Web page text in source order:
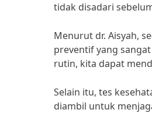
tidak disadari
Menurut dr. Aisyah,
preventif yang
rutin, kita dapat
Selain itu, tes
diambil untuk